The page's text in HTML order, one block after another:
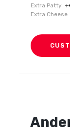
Extra Patty +
Extra Cheese